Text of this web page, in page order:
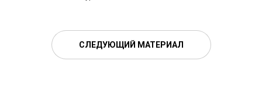
СЛЕДУЮЩИЙ МАТЕРИАЛ